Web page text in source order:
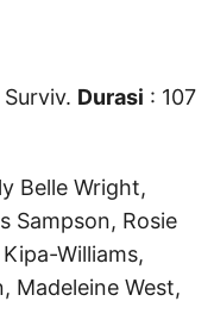
Durasi : 107
Belle Wright,
Sampson, Rosie
Williams,
Madeleine West,